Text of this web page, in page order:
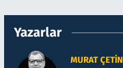
Yazarlar
MURAT ÇETIN